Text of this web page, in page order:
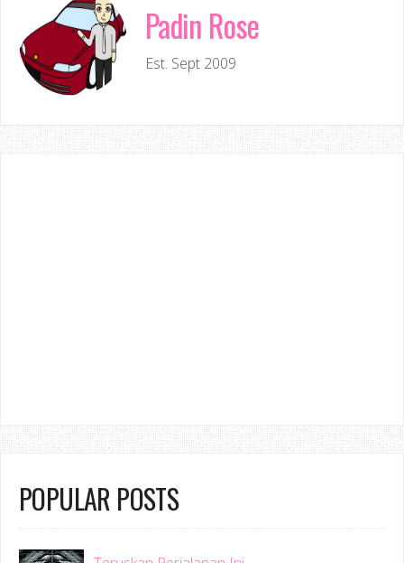
Padin Rose
Est. Sept 2009
POPULAR POSTS